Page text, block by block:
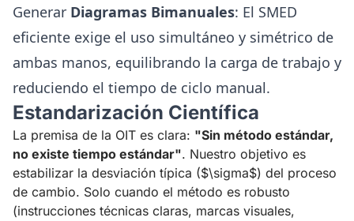
Generar Diagramas Bimanuales: El SMED
eficiente exige el uso simultáneo y simétrico de
ambas manos, equilibrando la carga de trabajo y
reduciendo el tiempo de ciclo manual.
Estandarización Científica
La premisa de la OIT es clara: "Sin método estándar,
no existe tiempo estándar". Nuestro objetivo es
estabilizar la desviación típica ($\sigma$) del proceso
de cambio. Solo cuando el método es robusto
(instrucciones técnicas claras, marcas visuales,